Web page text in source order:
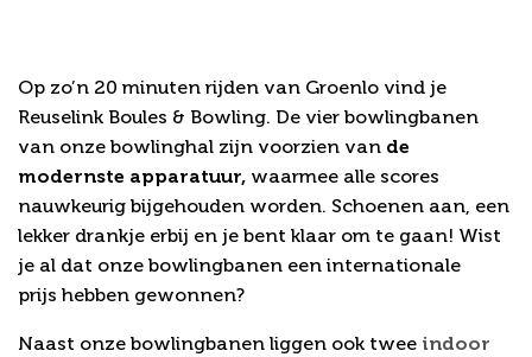
Op zo’n 20 minuten rijden van Groenlo vind je
Reuselink Boules & Bowling. De vier bowlingbanen
van onze bowlinghal zijn voorzien van de
modernste apparatuur, waarmee alle scores
nauwkeurig bijgehouden worden. Schoenen aan, een
lekker drankje erbij en je bent klaar om te gaan! Wist
je al dat onze bowlingbanen een internationale
prijs hebben gewonnen?
Naast onze bowlingbanen liggen ook twee indoor